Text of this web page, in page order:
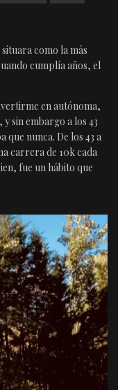
como la más
cumplía años, el
en autónoma,
sin embargo a los 43
que nunca. De los 43 a
carrera de 10k cada
fue un hábito que